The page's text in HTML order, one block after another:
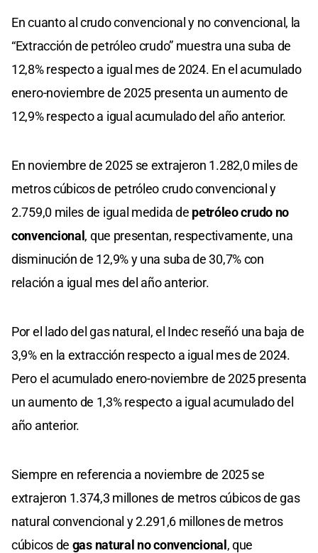
En cuanto al crudo convencional y no convencional, la
“Extracción de petróleo crudo” muestra una suba de
12,8% respecto a igual mes de 2024. En el acumulado
enero-noviembre de 2025 presenta un aumento de
12,9% respecto a igual acumulado del año anterior.
En noviembre de 2025 se extrajeron 1.282,0 miles de
metros cúbicos de petróleo crudo convencional y
2.759,0 miles de igual medida de petróleo crudo no
convencional, que presentan, respectivamente, una
disminución de 12,9% y una suba de 30,7% con
relación a igual mes del año anterior.
Por el lado del gas natural, el Indec reseñó una baja de
3,9% en la extracción respecto a igual mes de 2024.
Pero el acumulado enero-noviembre de 2025 presenta
un aumento de 1,3% respecto a igual acumulado del
año anterior.
Siempre en referencia a noviembre de 2025 se
extrajeron 1.374,3 millones de metros cúbicos de gas
natural convencional y 2.291,6 millones de metros
cúbicos de gas natural no convencional, que